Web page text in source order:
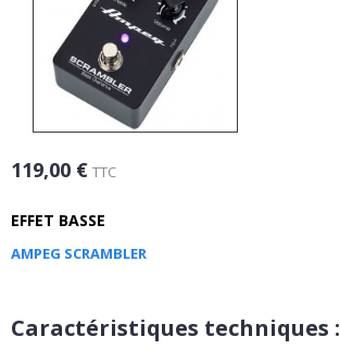
119,00 € TTC
EFFET BASSE
AMPEG SCRAMBLER
Caractéristiques techniques :